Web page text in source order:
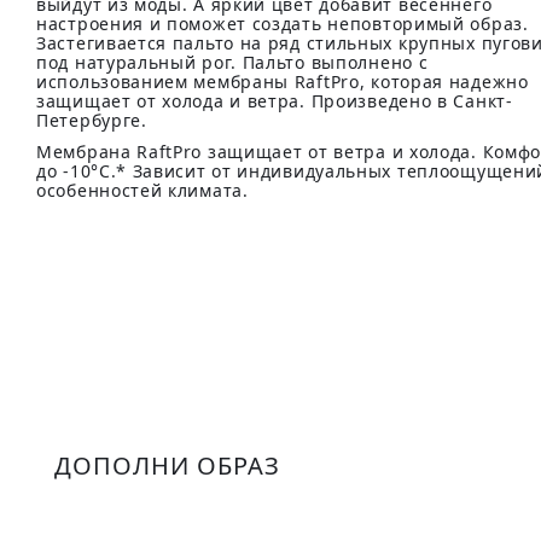
выйдут из моды. А яркий цвет добавит весеннего
настроения и поможет создать неповторимый образ.
Застегивается пальто на ряд стильных крупных
под натуральный рог. Пальто выполнено с
использованием мембраны RaftPro, которая надежно
защищает от холода и ветра. Произведено в Санкт-
Петербурге.
Мембрана RaftPro защищает от ветра и холода.
до -10°C.* Зависит от индивидуальных
особенностей климата.
ДОПОЛНИ ОБРАЗ